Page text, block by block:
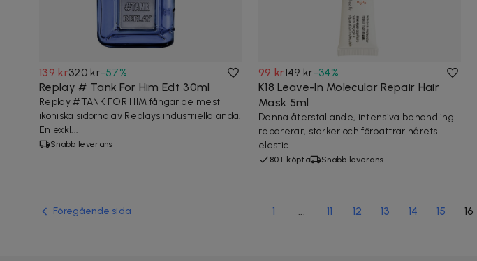
139 kr320 kr-57%
Replay # Tank For Him Edt 30ml
Replay #TANK FOR HIM fångar de mest
ikoniska sidorna av Replays industriella anda.
En exkl...
Snabb leverans
99 kr149 kr-34%
K18 Leave-In Molecular Repair Hair
Mask 5ml
Denna återställande, intensiva behandling
reparerar, stärker och förbättrar hårets
elastic...
80+ köpta Snabb leverans
Föregående sida 1 ... 11 12 13 14 15 16